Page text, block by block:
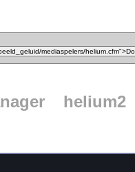
helium2